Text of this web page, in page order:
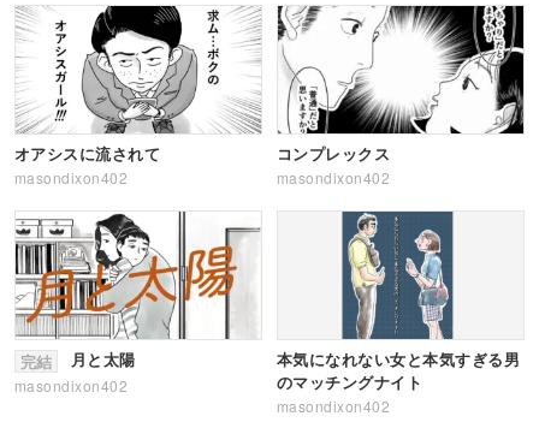
オアシスに流されて
masondixon402
コンプレックス
masondixon402
完結 月と太陽
masondixon402
本気になれない女と本気すぎる男
のマッチングナイト
masondixon402